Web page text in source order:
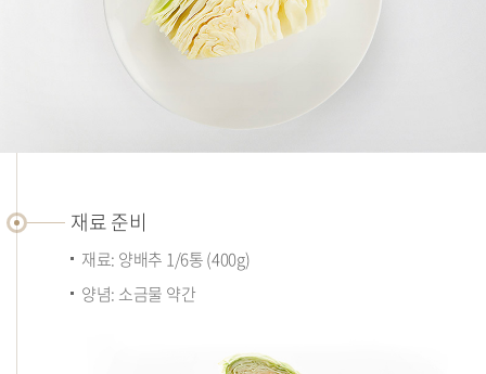
준
재료 준비
재료: 양배추 1/6통 (400g)
양념: 소금물 약간